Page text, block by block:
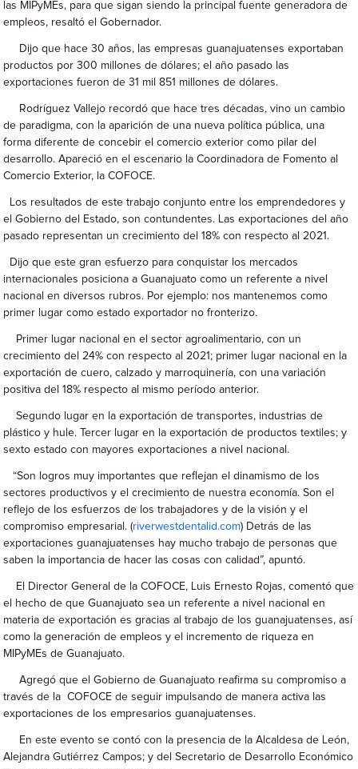
las MIPyMEs, para que sigan siendo la principal fuente generadora de
empleos, resaltó el Gobernador.
Dijo que hace 30 años, las empresas guanajuatenses exportaban
productos por 300 millones de dólares; el año pasado las
exportaciones fueron de 31 mil 851 millones de dólares.
Rodríguez Vallejo recordó que hace tres décadas, vino un cambio
de paradigma, con la aparición de una nueva política pública, una
forma diferente de concebir el comercio exterior como pilar del
desarrollo. Apareció en el escenario la Coordinadora de Fomento al
Comercio Exterior, la COFOCE.
Los resultados de este trabajo conjunto entre los emprendedores y
el Gobierno del Estado, son contundentes. Las exportaciones del año
pasado representan un crecimiento del 18% con respecto al 2021.
Dijo que este gran esfuerzo para conquistar los mercados
internacionales posiciona a Guanajuato como un referente a nivel
nacional en diversos rubros. Por ejemplo: nos mantenemos como
primer lugar como estado exportador no fronterizo.
Primer lugar nacional en el sector agroalimentario, con un
crecimiento del 24% con respecto al 2021; primer lugar nacional en la
exportación de cuero, calzado y marroquinería, con una variación
positiva del 18% respecto al mismo período anterior.
Segundo lugar en la exportación de transportes, industrias de
plástico y hule. Tercer lugar en la exportación de productos textiles; y
sexto estado con mayores exportaciones a nivel nacional.
“Son logros muy importantes que reflejan el dinamismo de los
sectores productivos y el crecimiento de nuestra economía. Son el
reflejo de los esfuerzos de los trabajadores y de la visión y el
compromiso empresarial. (riverwestdentalid.com) Detrás de las
exportaciones guanajuatenses hay mucho trabajo de personas que
saben la importancia de hacer las cosas con calidad”, apuntó.
El Director General de la COFOCE, Luis Ernesto Rojas, comentó que
el hecho de que Guanajuato sea un referente a nivel nacional en
materia de exportación es gracias al trabajo de los guanajuatenses, así
como la generación de empleos y el incremento de riqueza en
MIPyMEs de Guanajuato.
Agregó que el Gobierno de Guanajuato reafirma su compromiso a
través de la COFOCE de seguir impulsando de manera activa las
exportaciones de los empresarios guanajuatenses.
En este evento se contó con la presencia de la Alcaldesa de León,
Alejandra Gutiérrez Campos; y del Secretario de Desarrollo Económico